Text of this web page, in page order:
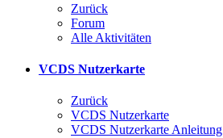
Zurück
Forum
Alle Aktivitäten
VCDS Nutzerkarte
Zurück
VCDS Nutzerkarte
VCDS Nutzerkarte Anleitung